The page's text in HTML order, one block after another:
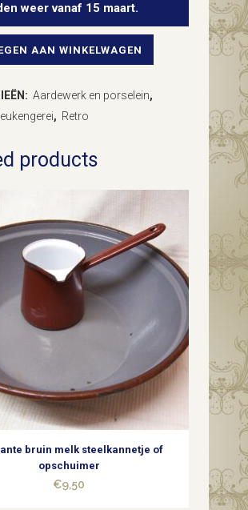
weer vanaf 15 maart.
AAN WINKELWAGEN
Aardewerk en porselein,
, Retro
products
bruin melk steelkannetje of
opschuimer
€9,50